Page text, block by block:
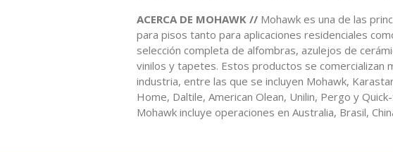
ACERCA DE MOHAWK // Mohawk es una de las
para pisos tanto para aplicaciones residenciales
selección completa de alfombras, azulejos de
vinilos y tapetes. Estos productos se comercializan
industria, entre las que se incluyen Mohawk,
Home, Daltile, American Olean, Unilin, Pergo y
Mohawk incluye operaciones en Australia, Brasil,